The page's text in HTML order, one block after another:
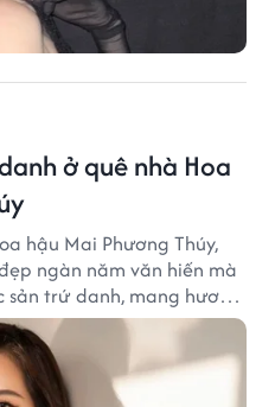
ở quê nhà Hoa
hậu Mai Phương Thúy,
ngàn năm văn hiến mà
trứ danh, mang hương
đất kinh kỳ.